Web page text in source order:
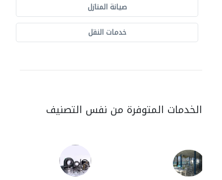
صيانة المنازل
خدمات النقل
الخدمات المتوفرة من نفس التصنيف